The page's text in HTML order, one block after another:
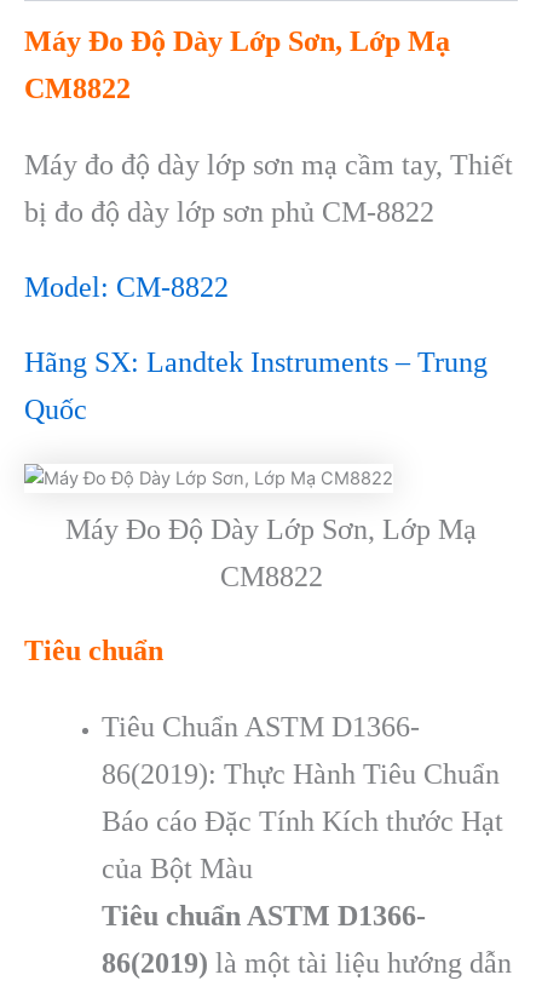
Máy Đo Độ Dày Lớp Sơn, Lớp Mạ
CM8822
Máy đo độ dày lớp sơn mạ cầm tay, Thiết
bị đo độ dày lớp sơn phủ CM-8822
Model: CM-8822
Hãng SX: Landtek Instruments – Trung
Quốc
Máy Đo Độ Dày Lớp Sơn, Lớp Mạ
CM8822
Tiêu chuẩn
Tiêu Chuẩn ASTM D1366-
86(2019): Thực Hành Tiêu Chuẩn
Báo cáo Đặc Tính Kích thước Hạt
của Bột Màu
Tiêu chuẩn ASTM D1366-
86(2019) là một tài liệu hướng dẫn